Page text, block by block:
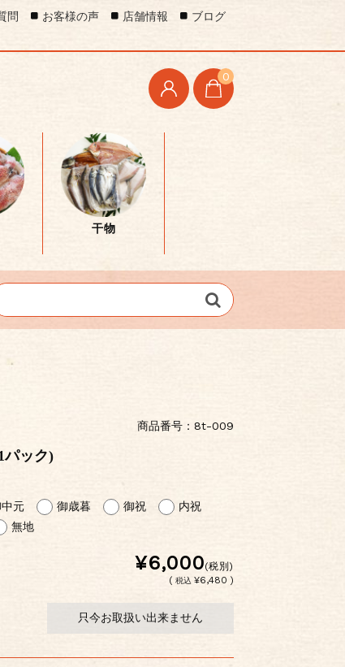
0
干物
問 お客様の声 店舗情報 ブログ
商品番号：8t-009
パック)
元 御歳暮 御祝
内祝
無地
¥6,000(税別)
( 税込 ¥6,480 )
只今お取扱い出来ません